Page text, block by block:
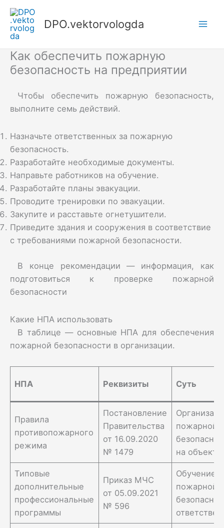
Перейти
содержимому
DPO.vektorvologda
Как обеспечить пожарную
безопасность на предприятии
Чтобы обеспечить пожарную безопасность,
выполните семь действий.
Назначьте ответственных за пожарную
безопасность.
Разработайте необходимые документы.
Направьте работников на обучение.
Разработайте планы эвакуации.
Проводите тренировки по эвакуации.
Закупите и расставьте огнетушители.
Приведите здания и сооружения в соответствие
с требованиями пожарной безопасности.
В конце рекомендации — информация, как
подготовиться к проверке пожарной
безопасности
Какие НПА использовать
В таблице — основные НПА для обеспечения
пожарной безопасности в организации.
НПА Реквизиты Суть
Правила
противопожарного
режима
Постановление
Правительства
от 16.09.2020
№ 1479
пожарной
на
Типовые
дополнительные
профессиональные
программы
Приказ МЧС
от 05.09.2021
№ 596
Обучение
пожарной